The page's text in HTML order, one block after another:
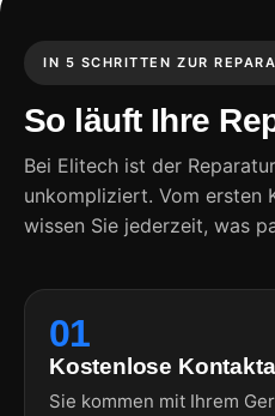
IN 5 SCHRITTEN ZUR
So läuft Ihre
Bei Elitech ist der
unkompliziert. Vom ersten
wissen Sie jederzeit, was
01
Kostenlose
Sie kommen mit Ihrem